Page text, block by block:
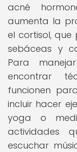
acné
aumenta la
el cortisol, que
sebáceas y
Para
encontrar
funcionen
incluir hacer
yoga o
actividades
escuchar